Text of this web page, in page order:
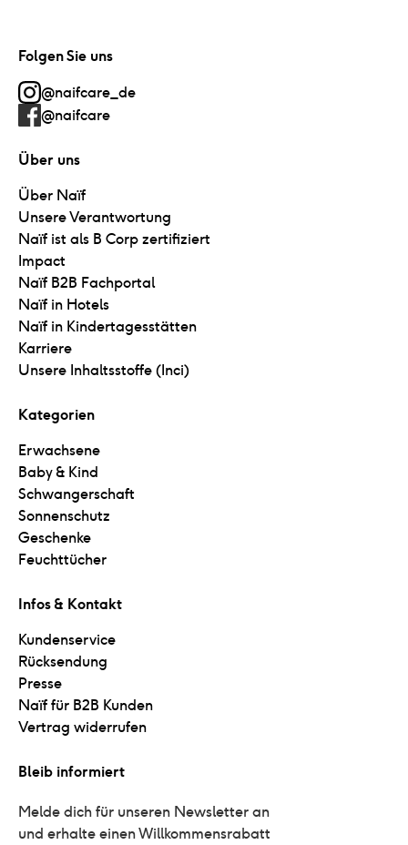
Folgen Sie uns
@naifcare_de
@naifcare
Über uns
Über Naïf
Unsere Verantwortung
Naïf ist als B Corp zertifiziert
Impact
Naïf B2B Fachportal
Naïf in Hotels
Naïf in Kindertagesstätten
Karriere
Unsere Inhaltsstoffe (Inci)
Kategorien
Erwachsene
Baby & Kind
Schwangerschaft
Sonnenschutz
Geschenke
Feuchttücher
Infos & Kontakt
Kundenservice
Rücksendung
Presse
Naïf für B2B Kunden
Vertrag widerrufen
Bleib informiert
Melde dich für unseren Newsletter an
und erhalte einen Willkommensrabatt